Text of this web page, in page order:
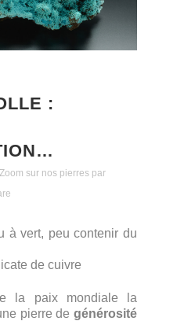
:
Zoom sur nos pierres par
à vert, peu contenir du
de cuivre
la paix mondiale la
pierre de générosité